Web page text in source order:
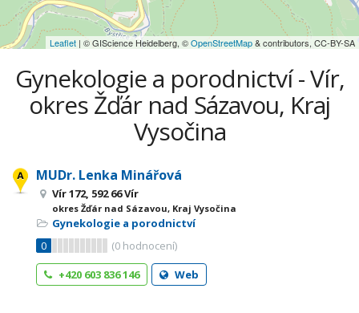
Leaflet | © GIScience Heidelberg, ©OpenStreetMap& contributors, CC-BY-SA
Gynekologie a porodnictví - Vír,
okres Žďár nad Sázavou, Kraj
Vysočina
MUDr. Lenka Minářová
Vír 172, 592 66 Vír
okres Žďár nad Sázavou, Kraj Vysočina
Gynekologie a porodnictví
0
(0 hodnocení)
+420 603 836 146
Web